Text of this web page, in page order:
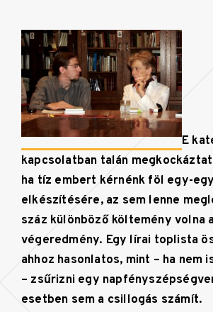
E
kapcsolatban talán
ha tíz embert kérnénk föl egy-
elkészítésére, az sem lenne
száz különböző költemény volna
végeredmény. Egy lírai toplista
ahhoz hasonlatos, mint – ha nem
– zsűrizni egy
esetben sem a csillogás számít.